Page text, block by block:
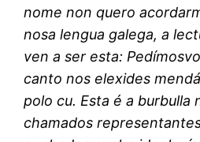
nome non quero
nosa lengua galega, a
ven a ser esta:
canto nos elexides
polo cu. Esta é a burbulla
chamados